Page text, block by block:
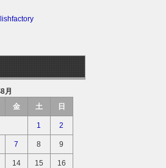
月
金 土 日
1 2
7 8 9
14 15 16